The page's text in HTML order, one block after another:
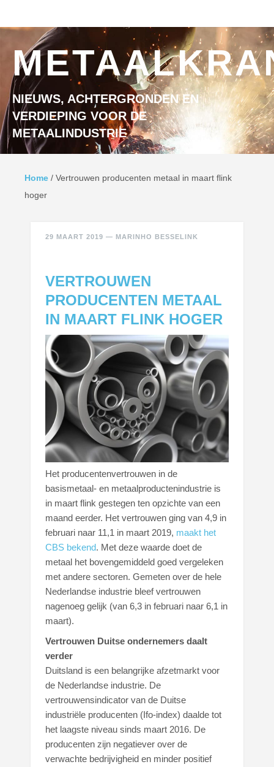
NIEUWS, ACHTERGRONDEN EN
VERDIEPING VOOR DE
METAALINDUSTRIE
Home / Vertrouwen producenten metaal in maart flink
hoger
29 MAART 2019 — MARINHO BESSELINK
VERTROUWEN
PRODUCENTEN METAAL
IN MAART FLINK HOGER
Het producentenvertrouwen in de
basismetaal- en metaalproductenindustrie is
in maart flink gestegen ten opzichte van een
maand eerder. Het vertrouwen ging van 4,9 in
februari naar 11,1 in maart 2019, maakt het
CBS bekend. Met deze waarde doet de
metaal het bovengemiddeld goed vergeleken
met andere sectoren. Gemeten over de hele
Nederlandse industrie bleef vertrouwen
nagenoeg gelijk (van 6,3 in februari naar 6,1 in
maart).
Vertrouwen Duitse ondernemers daalt
verder
Duitsland is een belangrijke afzetmarkt voor
de Nederlandse industrie. De
vertrouwensindicator van de Duitse
industriële producenten (Ifo-index) daalde tot
het laagste niveau sinds maart 2016. De
producenten zijn negatiever over de
verwachte bedrijvigheid en minder positief